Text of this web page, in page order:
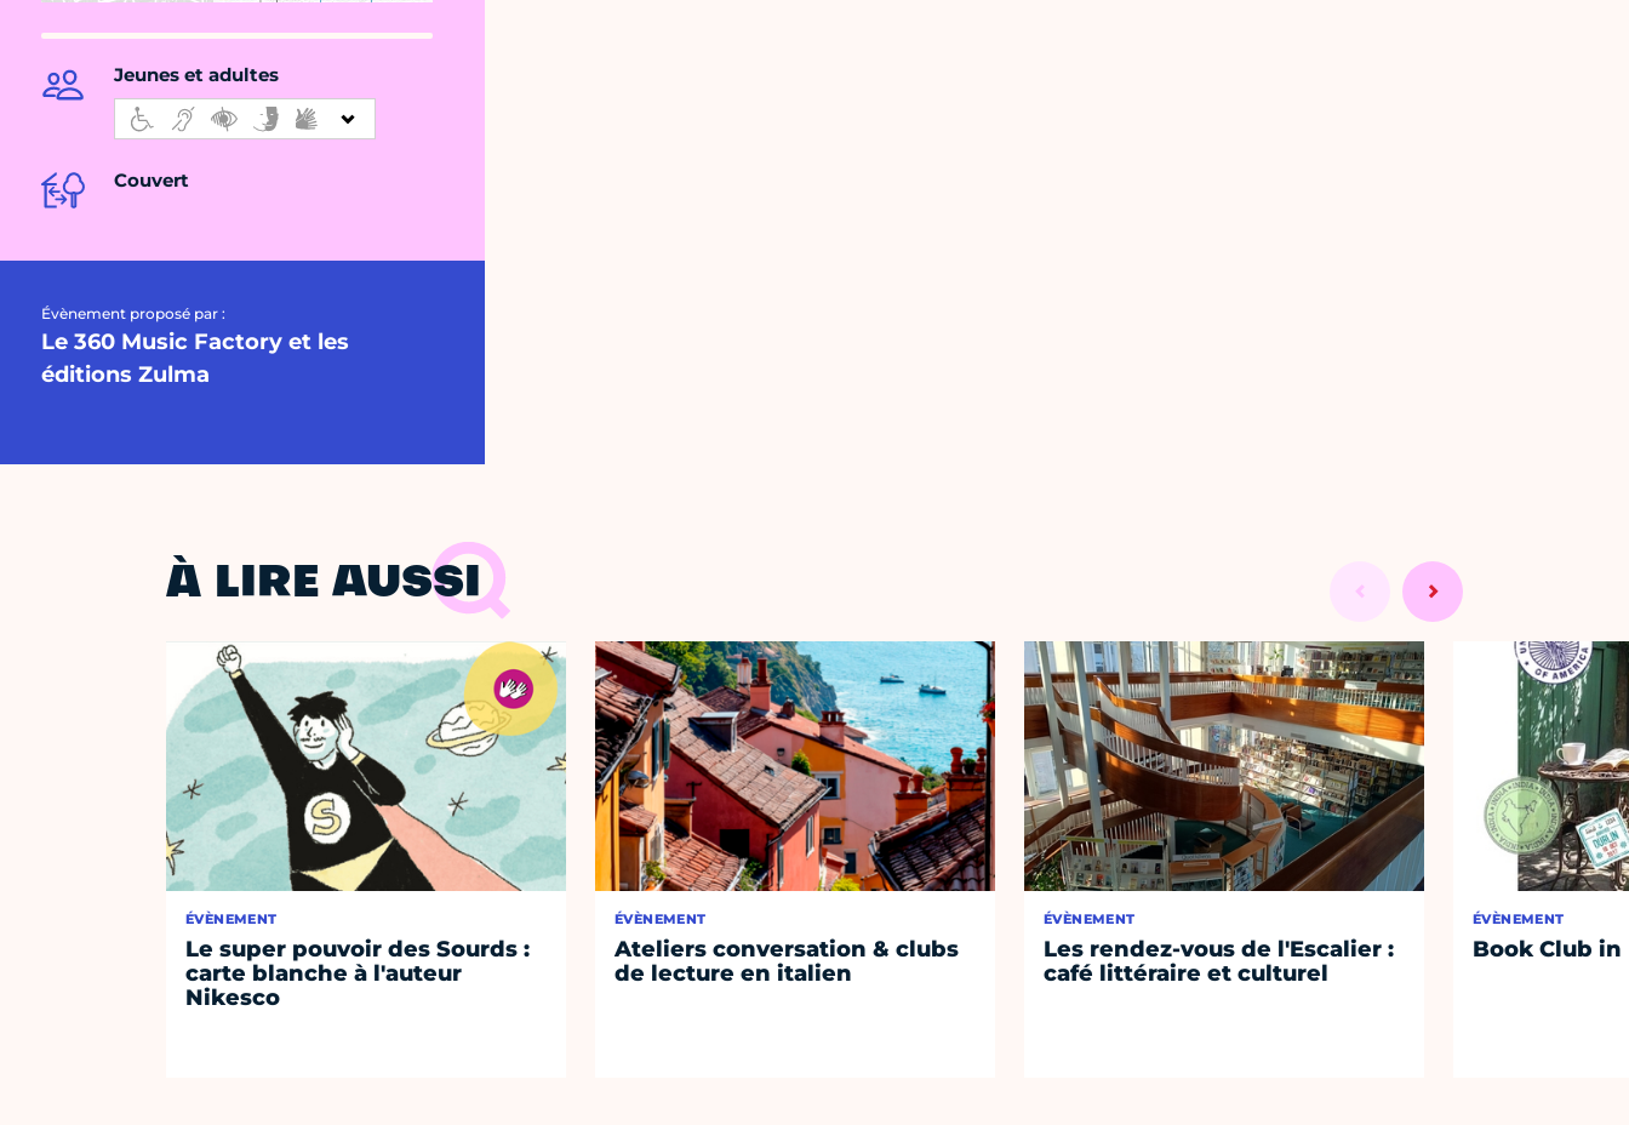
Jeunes et adultes
Couvert
Évènement proposé par :
Le 360 Music Factory et les
éditions Zulma
À LIRE AUSSI
ÉVÈNEMENT
Le super pouvoir des Sourds :
carte blanche à l'auteur
Nikesco
ÉVÈNEMENT
Ateliers conversation & clubs
de lecture en italien
ÉVÈNEMENT
Les rendez-vous de l'Escalier :
café littéraire et culturel
ÉVÈNEMENT
Book Club